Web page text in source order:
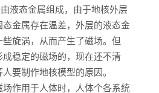
液态金属组成，由于地核外层
金属存在温差，外层的液态金
旋涡，从而产生了磁场。但
稳定的磁场的，现在还不清
要制作地核模型的原因。
作用于人体时，人体个各系统